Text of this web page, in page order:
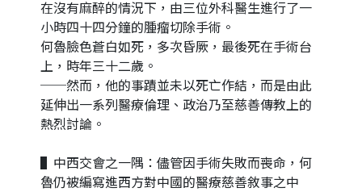
在沒有麻醉的情況下，由三位外科醫生進行了一
小時四十四分鐘的腫瘤切除手術。
何魯臉色蒼白如死，多次昏厥，最後死在手術台
上，時年三十二歲。
──然而，他的事蹟並未以死亡作結，而是由此
延伸出一系列醫療倫理、政治乃至慈善傳教上的
熱烈討論。
▌中西交會之一隅：儘管因手術失敗而喪命，何
魯仍被編寫進西方對中國的醫療慈善敘事之中